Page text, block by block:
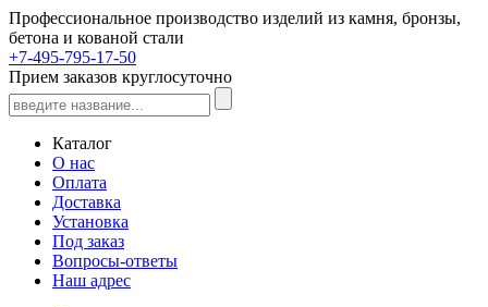
Профессиональное производство изделий из камня, бронзы,
бетона и кованой стали
+7-495-795-17-50
Прием заказов круглосуточно
Каталог
О нас
Оплата
Доставка
Установка
Под заказ
Вопросы-ответы
Наш адрес